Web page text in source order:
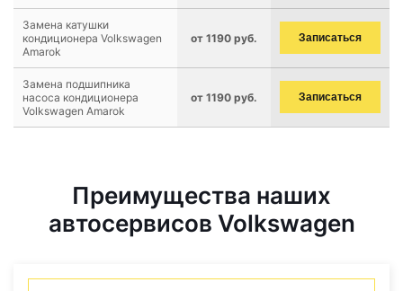
Замена катушки
кондиционера Volkswagen
Amarok
от 1190 руб. Записаться
Замена подшипника
насоса кондиционера
Volkswagen Amarok
от 1190 руб. Записаться
Преимущества наших
автосервисов Volkswagen